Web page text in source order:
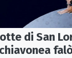
di San